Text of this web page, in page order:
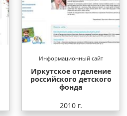
Информационный сайт
Иркутское отделение
российского детского
фонда
2010 г.